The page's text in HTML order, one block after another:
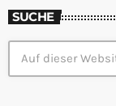
SUCHE